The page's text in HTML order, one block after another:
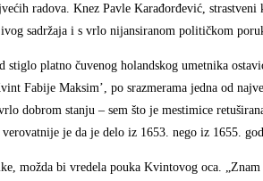
radova. Knez Pavle Karađorđević,
sadržaja i s vrlo nijansiranom političkom
stiglo platno čuvenog holandskog umetnika
Fabije Maksim’, po srazmerama jedna od
dobrom stanju – sem što je mestimice
je da je delo iz 1653. nego iz 1655.
možda bi vredela pouka Kvintovog oca.